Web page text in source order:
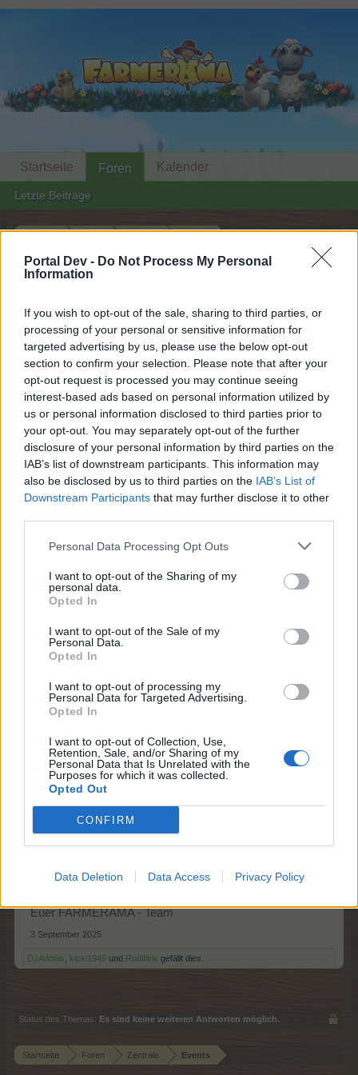
Portal Dev - Do Not Process My Personal
Information
If you wish to opt-out of the sale, sharing to third parties, or
processing of your personal or sensitive information for
targeted advertising by us, please use the below opt-out
section to confirm your selection. Please note that after your
opt-out request is processed you may continue seeing
interest-based ads based on personal information utilized by
us or personal information disclosed to third parties prior to
your opt-out. You may separately opt-out of the further
disclosure of your personal information by third parties on the
IAB’s list of downstream participants. This information may
also be disclosed by us to third parties on the IAB’s List of
Downstream Participants that may further disclose it to other
Personal Data Processing Opt Outs
I want to opt-out of the Sharing of my
personal data.
Opted In
I want to opt-out of the Sale of my
Personal Data.
Opted In
I want to opt-out of processing my
Personal Data for Targeted Advertising.
Opted In
I want to opt-out of Collection, Use,
Retention, Sale, and/or Sharing of my
Personal Data that Is Unrelated with the
Purposes for which it was collected.
Opted Out
CONFIRM
Data Deletion Data Access Privacy Policy
Startseite Foren Zentrale Events
Event FARMERAMA auf Sendung
Liebe(r) Forum-Leser/in,
wenn Du in diesem Forum aktiv an den
Gesprächen teilnehmen oder eigene Themen
starten möchtest, musst Du Dich bitte zunächst
im Spiel einloggen. Falls Du noch keinen
Spielaccount besitzt, bitte registriere Dich neu.
Wir freuen uns auf Deinen nächsten Besuch in
unserem Forum!„Zum Spiel“
Status des Themas: Es sind keine weiteren Antworten möglich.
Hallo Farmer,
mit "FARMERAMA auf Sendung" erwartet Euch ein
Start: 04.09.2025 - 14:00 Uhr
Ende: 10.09.2025 - 22:00 Uhr
Alle Informationen hierzu könnt Ihr in derFAQnachlesen.
Euer FARMERAMA - Team
3 September 2025
DJAdonis kicki1946 und Rudiflink gefällt dies.
Status des Themas: Es sind keine weiteren Antworten möglich.
Startseite Foren Zentrale Events
Startseite Foren
Letzte Beiträge
Kalender